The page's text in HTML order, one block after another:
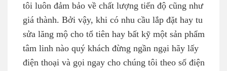
tôi luôn đảm bảo về chất lượng tiến độ cũng như
giá thành. Bởi vậy, khi có nhu cầu lắp đặt hay tu
sửa lăng mộ cho tổ tiên hay bất kỹ một sản phẩm
tâm linh nào quý khách đừng ngần ngại hãy lấy
điện thoại và gọi ngay cho chúng tôi theo số điện